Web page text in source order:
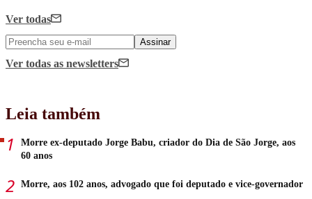
Ver todas
Assinar
Ver todas as newsletters
Leia também
Morre ex-deputado Jorge Babu, criador do Dia de São Jorge, aos
60 anos
Morre, aos 102 anos, advogado que foi deputado e vice-governador